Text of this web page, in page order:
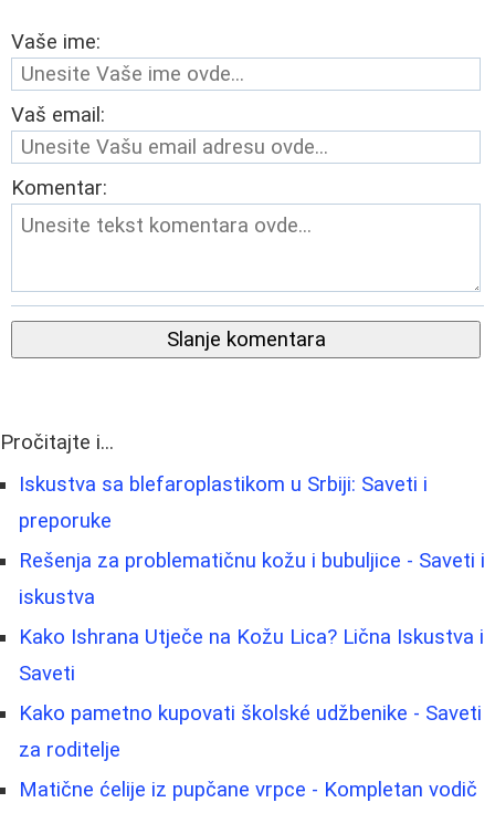
Vaše ime:
Vaš email:
Komentar:
Slanje komentara
Pročitajte i...
Iskustva sa blefaroplastikom u Srbiji: Saveti i
preporuke
Rešenja za problematičnu kožu i bubuljice - Saveti i
iskustva
Kako Ishrana Utječe na Kožu Lica? Lična Iskustva i
Saveti
Kako pametno kupovati školské udžbenike - Saveti
za roditelje
Matične ćelije iz pupčane vrpce - Kompletan vodič